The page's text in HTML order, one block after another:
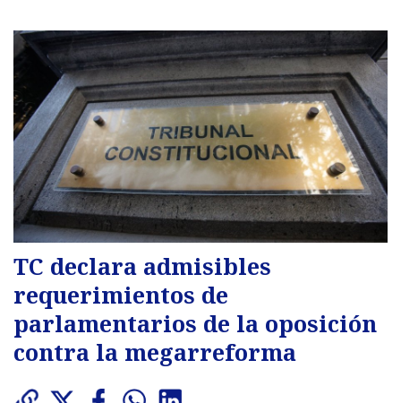
TC declara admisibles
requerimientos de
parlamentarios de la oposición
contra la megarreforma